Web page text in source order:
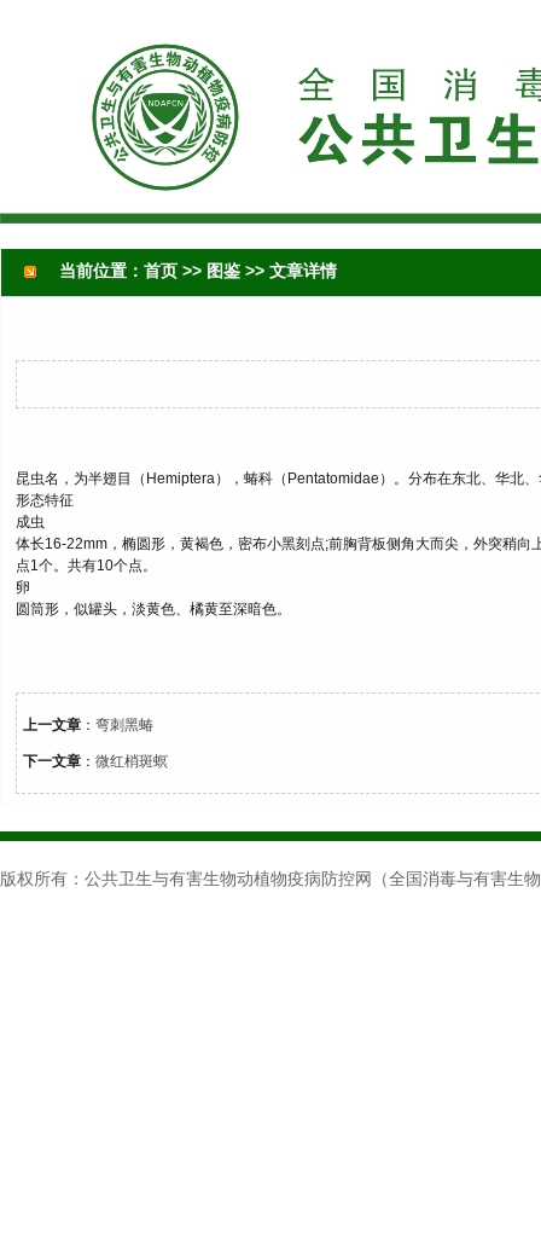
当前位置： 首页 >> 图鉴 >> 文章详情
昆虫名，为半翅目（Hemiptera），蝽科（Pentatomidae）。分布在东北、华北
形态特征
成虫
体长16-22mm，椭圆形，黄褐色，密布小黑刻点;前胸背板侧角大而尖，外突稍
点1个。共有10个点。
卵
圆筒形，似罐头，淡黄色、橘黄至深暗色。
上一文章 ： 弯刺黑蝽
下一文章 ： 微红梢斑螟
版权所有：公共卫生与有害生物动植物疫病防控网（全国消毒与有害生